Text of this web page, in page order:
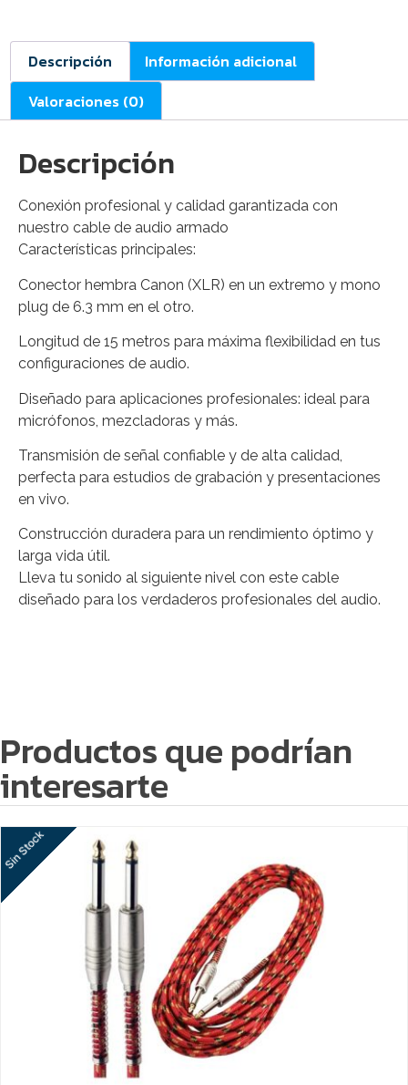
Descripción
Información adicional
Valoraciones (0)
Descripción
Conexión profesional y calidad garantizada con
nuestro cable de audio armado
Características principales:
Conector hembra Canon (XLR) en un extremo y mono
plug de 6.3 mm en el otro.
Longitud de 15 metros para máxima flexibilidad en tus
configuraciones de audio.
Diseñado para aplicaciones profesionales: ideal para
micrófonos, mezcladoras y más.
Transmisión de señal confiable y de alta calidad,
perfecta para estudios de grabación y presentaciones
en vivo.
Construcción duradera para un rendimiento óptimo y
larga vida útil.
Lleva tu sonido al siguiente nivel con este cable
diseñado para los verdaderos profesionales del audio.
Productos que podrían
interesarte
Sin Stock